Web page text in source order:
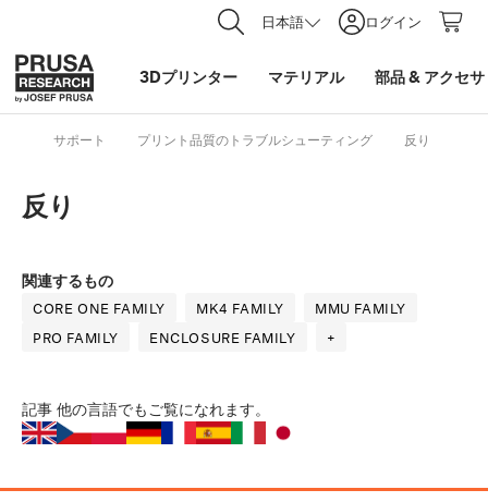
日本語 ログイン
3Dプリンター マテリアル 部品& アクセ
サポート プリント品質のトラブルシューティング 反り
反り
関連するもの
CORE ONE FAMILY MK4 FAMILY
MMU FAMILY
PRO FAMILY
ENCLOSURE FAMILY +
記事 他の言語でもご覧になれます。